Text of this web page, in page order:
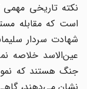
نکته تاریخی مهمی
است که مقابله
شهادت سردار
عین‌الاسد خلاصه
جنگ هستند که